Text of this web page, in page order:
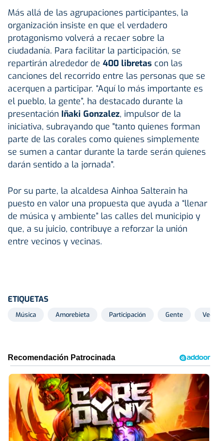
Más allá de las agrupaciones participantes, la
organización insiste en que el verdadero
protagonismo volverá a recaer sobre la
ciudadanía. Para facilitar la participación, se
repartirán alrededor de 400 libretas con las
canciones del recorrido entre las personas que se
acerquen a participar. “Aquí lo más importante es
el pueblo, la gente”, ha destacado durante la
presentación Iñaki Gonzalez, impulsor de la
iniciativa, subrayando que "tanto quienes forman
parte de las corales como quienes simplemente
se sumen a cantar durante la tarde serán quienes
darán sentido a la jornada".
Por su parte, la alcaldesa Ainhoa Salterain ha
puesto en valor una propuesta que ayuda a “llenar
de música y ambiente” las calles del municipio y
que, a su juicio, contribuye a reforzar la unión
entre vecinos y vecinas.
ETIQUETAS
Música Amorebieta Participación Gente